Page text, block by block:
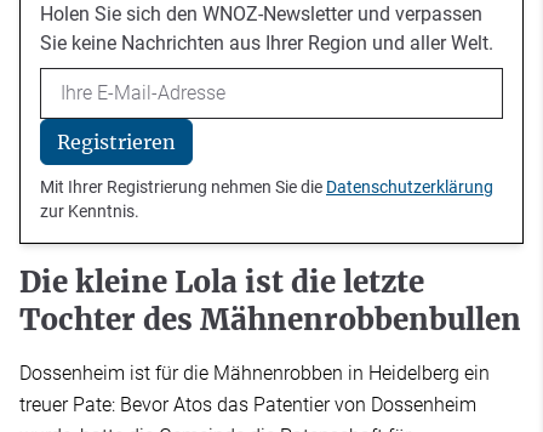
Holen Sie sich den WNOZ-Newsletter und verpassen
Sie keine Nachrichten aus Ihrer Region und aller Welt.
Email
Registrieren
Mit Ihrer Registrierung nehmen Sie die Datenschutzerklärung
zur Kenntnis.
Die kleine Lola ist die letzte
Tochter des Mähnenrobbenbullen
Dossenheim ist für die Mähnenrobben in Heidelberg ein
treuer Pate: Bevor Atos das Patentier von Dossenheim